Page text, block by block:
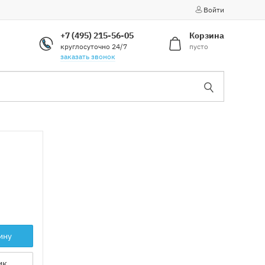
Войти
+7 (495) 215-56-05
круглосуточно 24/7
заказать звонок
Корзина
пусто